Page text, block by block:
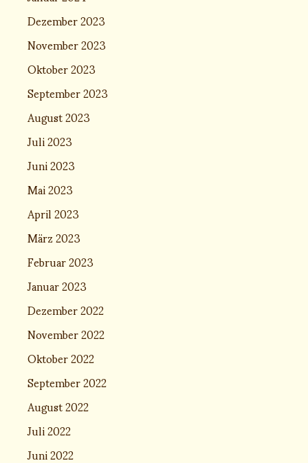
Dezember 2023
November 2023
Oktober 2023
September 2023
August 2023
Juli 2023
Juni 2023
Mai 2023
April 2023
März 2023
Februar 2023
Januar 2023
Dezember 2022
November 2022
Oktober 2022
September 2022
August 2022
Juli 2022
Juni 2022